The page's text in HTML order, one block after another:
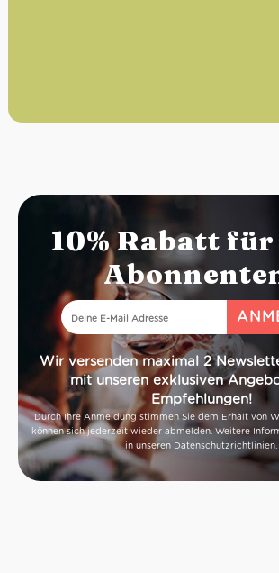
10% Rabatt für
Wir versenden maximal 2
mit unseren exklusiven
Empfehlungen!
Durch Ihre Anmeldung stimmen Sie dem Erhalt von
können sich jederzeit wieder abmelden. Weitere
in unseren Datenschutzrichtlinien